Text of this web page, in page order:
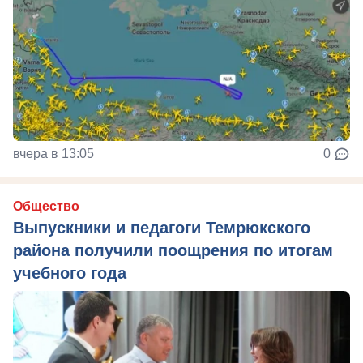
вчера в 13:05 0
Общество
Выпускники и педагоги Темрюкского
района получили поощрения по итогам
учебного года